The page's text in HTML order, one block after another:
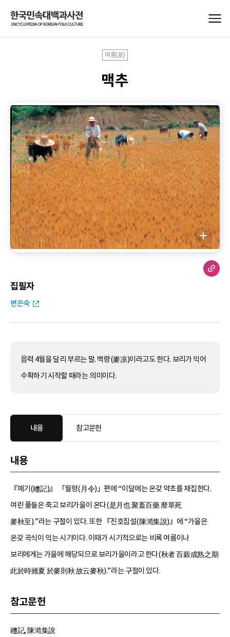
여름(夏)
맥추
집필자
변은숙
음력 4월을 달리 부르는 말. 맥량(麥凉)이라고도 한다. 보리가 익어
수확하기 시작할 때라는 의미이다.
내용 참고문헌
내용
『예기(禮記)』 「월령(月令)」편에 “이달에는 온갖 약초를 채집한다.
여린 풀들은 죽고 보리가을이 온다(是月也 聚畜百藥 靡草死
麥秋至).”라는 구절이 있다. 또한 『진호집설(陳澔集說)』에 “가을은
온갖 곡식이 익는 시기이다. 이때가 시기적으로는 비록 여름이나
보리에게는 가을에 해당되므로 보리가을이라고 한다(秋者 百穀成熟之期
此於時雖夏 於麥則秋 故云麥秋).”라는 구절이 있다.
참고문헌
禮記, 陳澔集說